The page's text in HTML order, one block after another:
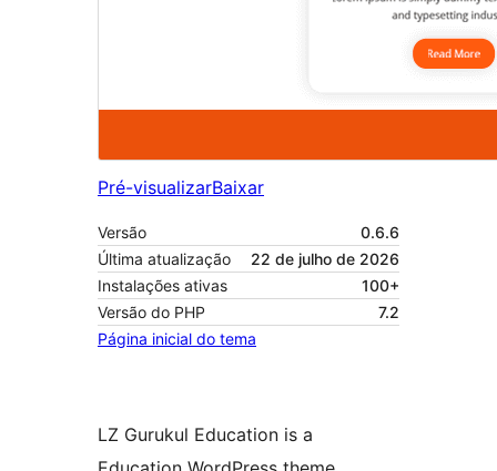
Pré-visualizarBaixar
Versão
0.6.6
Última atualização
22 de julho de 2026
Instalações ativas
100+
Versão do PHP
7.2
Página inicial do tema
LZ Gurukul Education is a